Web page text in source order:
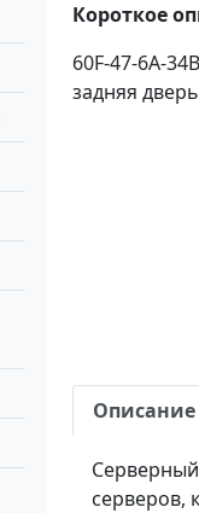
Короткое
60F-47-6A-
задняя
Описание
серверов,